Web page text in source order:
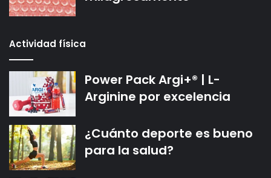
Actividad física
Power Pack Argi+® | L-
Arginine por excelencia
¿Cuánto deporte es bueno
para la salud?